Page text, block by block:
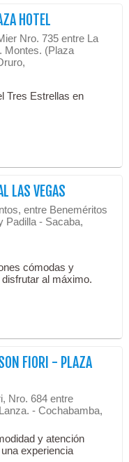
HOTEL
Nro. 735 entre La
Montes. (Plaza
Tres Estrellas en
LAS VEGAS
entre Beneméritos
Padilla - Sacaba,
cómodas y
al máximo.
FIORI - PLAZA
Nro. 684 entre
- Cochabamba,
y atención
experiencia